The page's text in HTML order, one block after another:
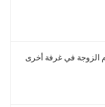
الزوجة في غرفة أخرى